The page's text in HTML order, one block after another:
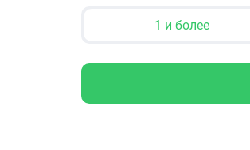
1 и более